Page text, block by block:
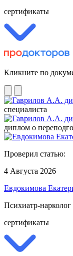
сертификаты
Кликните по
специалиста
диплом о
Проверил статью:
4 Августа 2026
Евдокимова
Психиатр-нарколог
сертификаты